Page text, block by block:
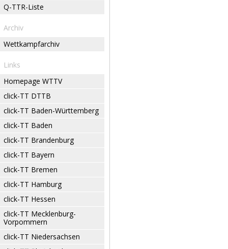
Q-TTR-Liste
Archiv
Wettkampfarchiv
Links
Homepage WTTV
click-TT DTTB
click-TT Baden-Württemberg
click-TT Baden
click-TT Brandenburg
click-TT Bayern
click-TT Bremen
click-TT Hamburg
click-TT Hessen
click-TT Mecklenburg-
Vorpommern
click-TT Niedersachsen